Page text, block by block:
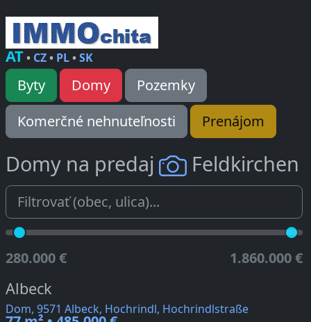
AT• CZ• PL•SK
Byty Domy
Pozemky
Komerčné nehnuteľnosti
Prenájom
Domy na predaj Feldkirchen
280.000 € 1.860.000 €
Albeck
Dom, 9571 Albeck, Hochrindl, Hochrindlstraße